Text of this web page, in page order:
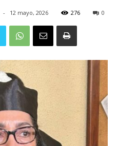
- 12 mayo, 2026 276 0